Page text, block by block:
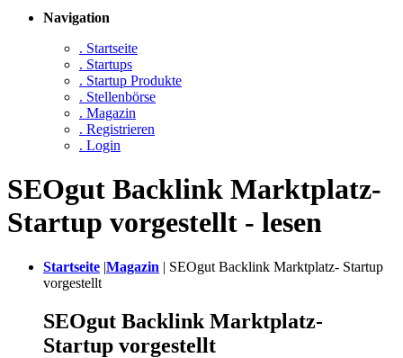
Navigation
. Startseite
. Startups
. Startup Produkte
. Stellenbörse
. Magazin
. Registrieren
. Login
SEOgut Backlink Marktplatz-
Startup vorgestellt - lesen
Startseite |Magazin | SEOgut Backlink Marktplatz- Startup
vorgestellt
SEOgut Backlink Marktplatz-
Startup vorgestellt